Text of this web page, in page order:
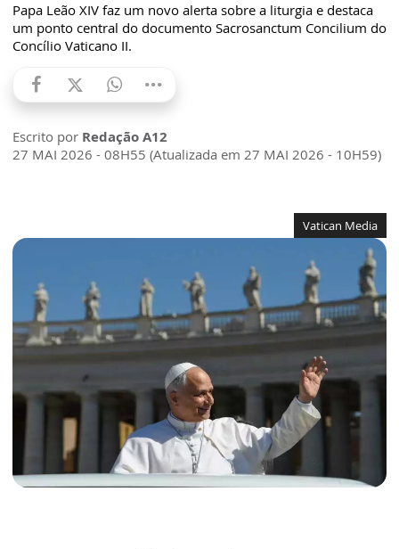
Papa Leão XIV faz um novo alerta sobre a liturgia e destaca
um ponto central do documento Sacrosanctum Concilium do
Concílio Vaticano II.
Escrito por Redação A12
27 MAI 2026 - 08H55 (Atualizada em 27 MAI 2026 - 10H59)
Vatican Media